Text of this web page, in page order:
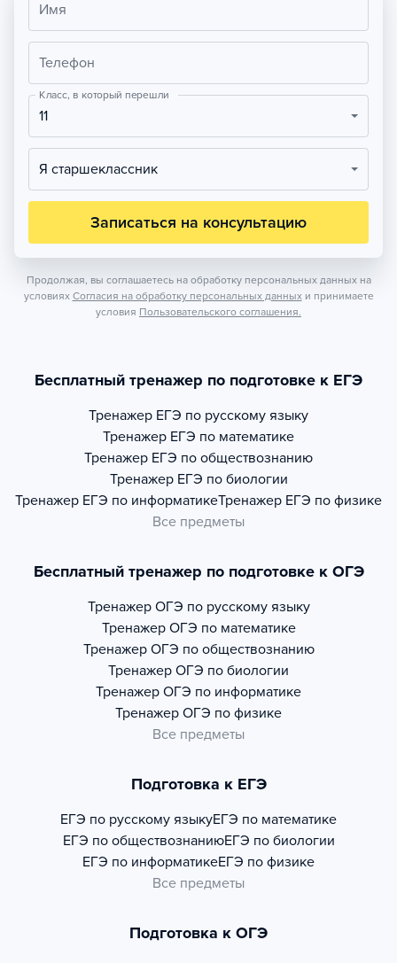
Имя
Телефон
Класс, в который перешли
11
Я старшеклассник
Записаться на консультацию
Продолжая, вы соглашаетесь на обработку персональных данных на
условиях Согласия на обработку персональных данных и принимаете
условия Пользовательского соглашения.
Бесплатный тренажер по подготовке к ЕГЭ
Тренажер ЕГЭ по русскому языку
Тренажер ЕГЭ по математике
Тренажер ЕГЭ по обществознанию
Тренажер ЕГЭ по биологии
Тренажер ЕГЭ по информатикеТренажер ЕГЭ по физике
Все предметы
Бесплатный тренажер по подготовке к ОГЭ
Тренажер ОГЭ по русскому языку
Тренажер ОГЭ по математике
Тренажер ОГЭ по обществознанию
Тренажер ОГЭ по биологии
Тренажер ОГЭ по информатике
Тренажер ОГЭ по физике
Все предметы
Подготовка к ЕГЭ
ЕГЭ по русскому языкуЕГЭ по математике
ЕГЭ по обществознаниюЕГЭ по биологии
ЕГЭ по информатикеЕГЭ по физике
Все предметы
Подготовка к ОГЭ